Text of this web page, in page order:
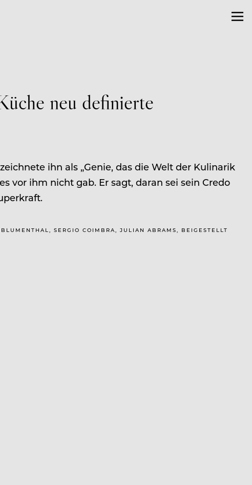
neu definierte
ihn als „Genie, das die Welt der Kulinarik
vor ihm nicht gab. Er sagt, daran sei sein Credo
SERGIO COIMBRA, JULIAN ABRAMS, BEIGESTELLT